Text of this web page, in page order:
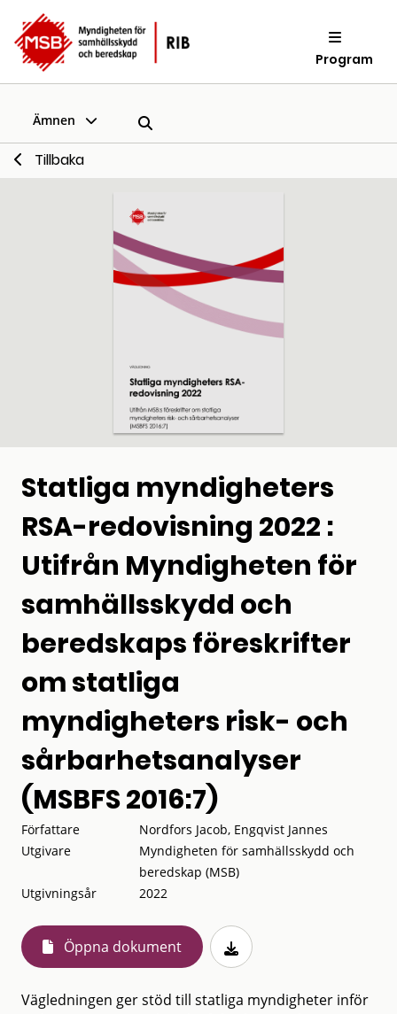
Program
Ämnen
Tillbaka
Statliga myndigheters
RSA-redovisning 2022 :
Utifrån Myndigheten för
samhällsskydd och
beredskaps föreskrifter
om statliga
myndigheters risk- och
sårbarhetsanalyser
(MSBFS 2016:7)
Författare
Nordfors Jacob, Engqvist Jannes
Utgivare
Myndigheten för samhällsskydd och
beredskap (MSB)
Utgivningsår
2022
Öppna dokument
Vägledningen ger stöd till statliga myndigheter inför